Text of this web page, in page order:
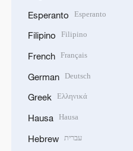
Esperanto Esperanto
Filipino Filipino
French Français
German Deutsch
Greek Ελληνικά
Hausa Hausa
Hebrew עברית